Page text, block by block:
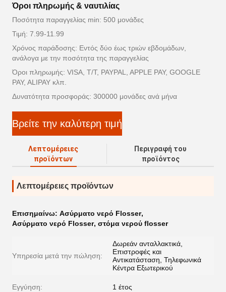
Όροι πληρωμής & ναυτιλίας
Ποσότητα παραγγελίας min: 500 μονάδες
Τιμή: 7.99-11.99
Χρόνος παράδοσης: Εντός δύο έως τριών εβδομάδων,
ανάλογα με την ποσότητα της παραγγελίας
Όροι πληρωμής: VISA, T/T, PAYPAL, APPLE PAY, GOOGLE
PAY, ALIPAY κλπ.
Δυνατότητα προσφοράς: 300000 μονάδες ανά μήνα
Βρείτε την καλύτερη τιμή
Λεπτομέρειες
προϊόντων
Περιγραφή του
προϊόντος
Λεπτομέρειες προϊόντων
Επισημαίνω: Ασύρματο νερό Flosser,
Ασύρματο νερό Flosser, στόμα νερού flosser
Υπηρεσία μετά την πώληση:
Δωρεάν ανταλλακτικά,
Επιστροφές και
Αντικατάσταση, Τηλεφωνικά
Κέντρα Εξωτερικού
Εγγύηση: 1 έτος